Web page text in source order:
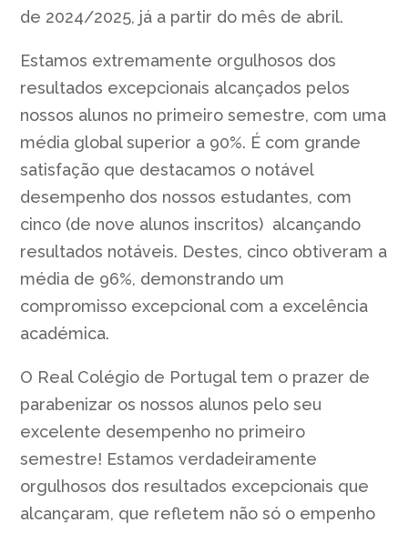
de 2024/2025, já a partir do mês de abril.
Estamos extremamente orgulhosos dos
resultados excepcionais alcançados pelos
nossos alunos no primeiro semestre, com uma
média global superior a 90%. É com grande
satisfação que destacamos o notável
desempenho dos nossos estudantes, com
cinco (de nove alunos inscritos) alcançando
resultados notáveis. Destes, cinco obtiveram a
média de 96%, demonstrando um
compromisso excepcional com a excelência
académica.
O Real Colégio de Portugal tem o prazer de
parabenizar os nossos alunos pelo seu
excelente desempenho no primeiro
semestre! Estamos verdadeiramente
orgulhosos dos resultados excepcionais que
alcançaram, que refletem não só o empenho